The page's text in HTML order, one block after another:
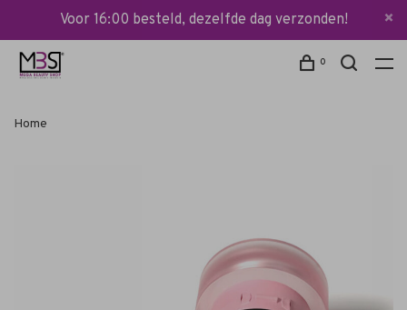
Voor 16:00 besteld, dezelfde dag verzonden!
0
Home